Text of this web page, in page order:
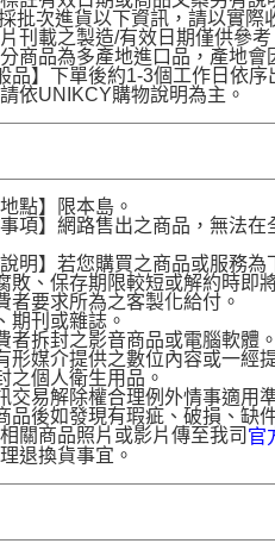
批次進貨以下資訊，請以實際
刊載之製造/有效日期僅供參考
商品為多產地進口品，產地會
品】下單後約1-3個工作日依
依UNIKCY購物說明為主。
點】限本島。
項】網路售出之商品，無法
明】若您購買之商品或服務為
敗、保存期限較短或解約時即
者要求所為之客製化給付。
期刊或雜誌。
者拆封之影音商品或電腦軟體。
形媒介提供之數位內容或一經
之個人衛生用品。
交易解除權合理例外情事適用
品後如發現有瑕疵、破損、缺
關商品照片或影片傳至我司 官
退換貨事宜。